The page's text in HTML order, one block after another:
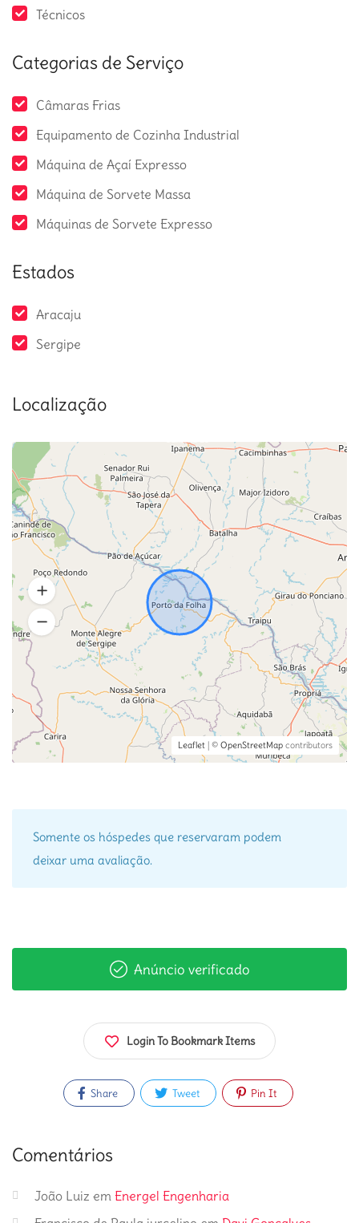
Técnicos
Categorias de Serviço
Câmaras Frias
Equipamento de Cozinha Industrial
Máquina de Açaí Expresso
Máquina de Sorvete Massa
Máquinas de Sorvete Expresso
Estados
Aracaju
Sergipe
Localização
Leaflet | © OpenStreetMap contributors
Somente os hóspedes que reservaram podem
deixar uma avaliação.
Anúncio verificado
Login To Bookmark Items
Share Tweet Pin It
Comentários
João Luiz em Energel Engenharia